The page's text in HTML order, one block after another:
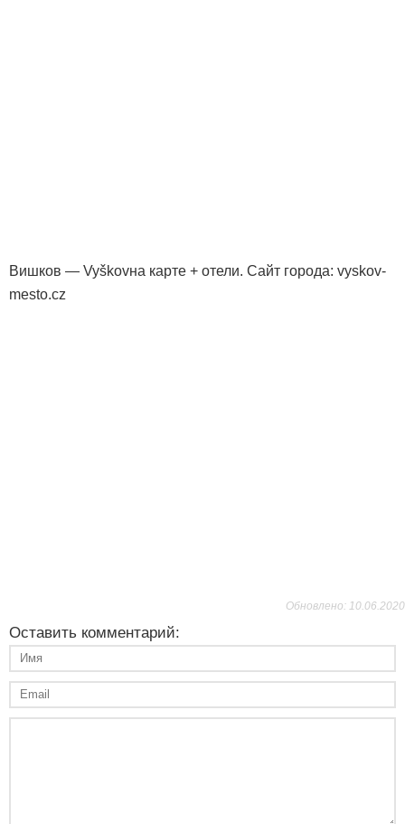
Вишков — Vyškovна карте + отели. Сайт города: vyskov-
mesto.cz
Обновлено: 10.06.2020
Оставить комментарий: